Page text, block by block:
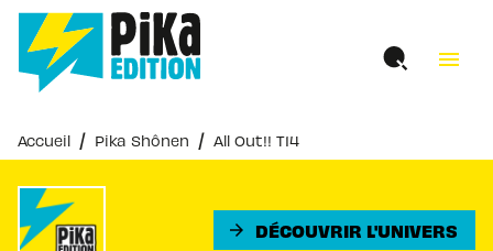
MENU RECHERCHE
PIED DE PAGE
menu
Accueil / Pika Shônen / All Out!! T14
arrow_forward DÉCOUVRIR L'UNIVERS